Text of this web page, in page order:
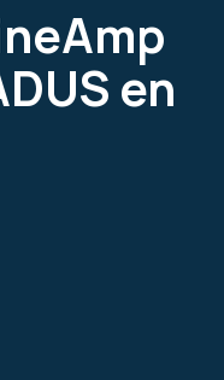
en